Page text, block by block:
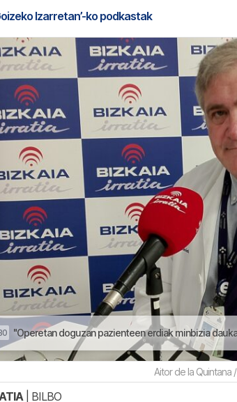
Izarretan’-ko podkastak
"Operetan doguzan pazienteen erdiak minbizia
Aitor de la Quintana /
| BILBO